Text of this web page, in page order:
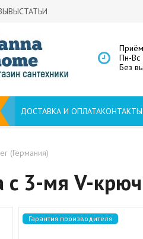
СТАТЬИ
Приём
Пн-Вс
Без
ДОСТАВКА И ОПЛАТАКОНТАКТЫ
(Германия)
с 3-мя V-
Гарантия производителя